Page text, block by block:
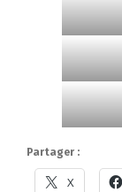
Partager :
X